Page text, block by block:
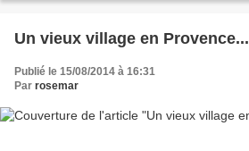
Un vieux village en Provence...
Publié le 15/08/2014 à 16:31
Par rosemar